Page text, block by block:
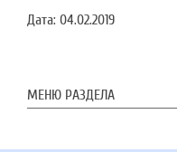
Дата: 04.02.2019
МЕНЮ РАЗДЕЛА